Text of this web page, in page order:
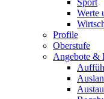
Sport
Werte
Profile
Oberstufe
Angebote &